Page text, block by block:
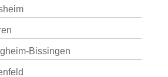
Bissingen